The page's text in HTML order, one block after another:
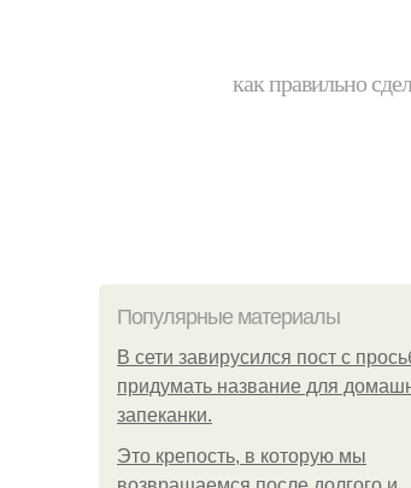
как правильно
Популярные материалы
В сети завирусился пост с
придумать название для
запеканки.
Это крепость, в которую мы